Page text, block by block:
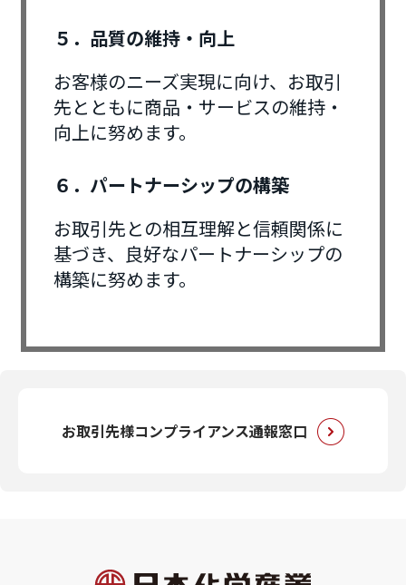
５．品質の維持・向上
お客様のニーズ実現に向け、お取引
先とともに商品・サービスの維持・
向上に努めます。
６．パートナーシップの構築
お取引先との相互理解と信頼関係に
基づき、良好なパートナーシップの
構築に努めます。
お取引先様コンプライアンス通報窓口